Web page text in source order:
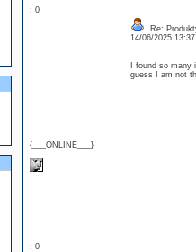
: 0
{___ONLINE___}
Re:
14/06/2025
I found so
guess I am not
: 0